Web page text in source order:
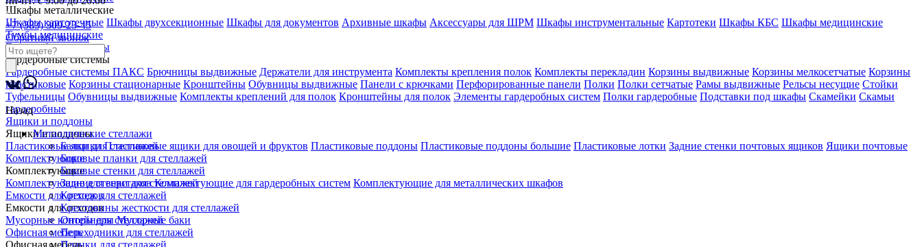
+7 (383) 309-23-45
Обратный звонок
Назад
Металлические стеллажи
Балки для стеллажей
Боковые планки для стеллажей
Боковые стенки для стеллажей
Задние стенки для стеллажей
Крепеж для стеллажей
Крестовины жесткости для стеллажей
Опоры для стеллажей
Переходники для стеллажей
Планки для стеллажей
Шкафы металлические
Шкафы картотечные Шкафы двухсекционные Шкафы для документов Архивные шкафы Аксессуары для ШРМ Шкафы инструментальные Картотеки Шкафы КБС Шкафы медицинские
Тумбы медицинские
Гардеробные системы
Гардеробные системы
Гардеробные системы ПАКС Брючницы выдвижные Держатели для инструмента Комплекты крепления полок Комплекты перекладин Корзины выдвижные Корзины мелкосетчатые Корзины
пластиковые Корзины стационарные Кронштейны Обувницы выдвижные Панели с крючками Перфорированные панели Полки Полки сетчатые Рамы выдвижные Рельсы несущие Стойки
Туфельницы Обувницы выдвижные Комплекты креплений для полок Кронштейны для полок Элементы гардеробных систем Полки гардеробные Подставки под шкафы Скамейки Скамьи
гардеробные
Ящики и поддоны
Ящики и поддоны
Пластиковые ящики Пластиковые ящики для овощей и фруктов Пластиковые поддоны Пластиковые поддоны большие Пластиковые лотки Задние стенки почтовых ящиков Ящики почтовые
Комплектующие
Комплектующие
Комплектующие для верстаков Комплектующие для гардеробных систем Комплектующие для металлических шкафов
Емкости для отходов
Емкости для отходов
Мусорные контейнеры Мусорные баки
Офисная мебель
Офисная мебель